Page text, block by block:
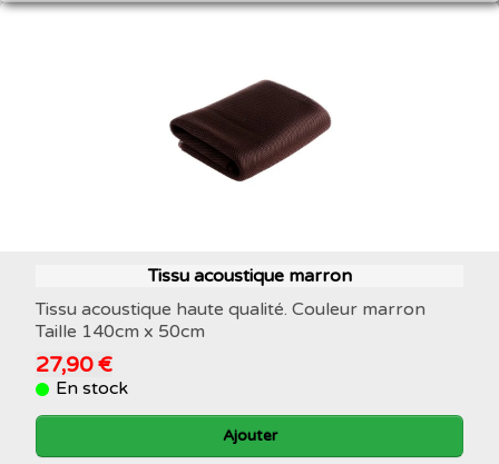
Tissu acoustique marron
Tissu acoustique haute qualité. Couleur marron
Taille 140cm x 50cm
27,90 €
En stock
Ajouter